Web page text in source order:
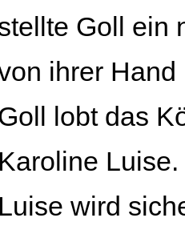
Goll ein
ihrer Hand
lobt das
Karoline
Luise wird